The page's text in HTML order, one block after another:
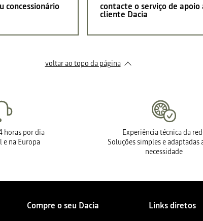
concessionário contacte o serviço de apoio
cliente Dacia
voltar ao topo da página
horas por dia
e na Europa
Experiência técnica da
Soluções simples e adaptadas
necessidade
Compre o seu Dacia Links diretos